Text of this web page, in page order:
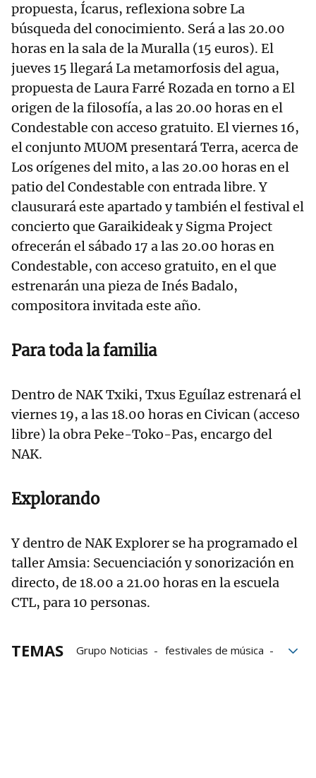
propuesta, Ícarus, reflexiona sobre La
búsqueda del conocimiento. Será a las 20.00
horas en la sala de la Muralla (15 euros). El
jueves 15 llegará La metamorfosis del agua,
propuesta de Laura Farré Rozada en torno a El
origen de la filosofía, a las 20.00 horas en el
Condestable con acceso gratuito. El viernes 16,
el conjunto MUOM presentará Terra, acerca de
Los orígenes del mito, a las 20.00 horas en el
patio del Condestable con entrada libre. Y
clausurará este apartado y también el festival el
concierto que Garaikideak y Sigma Project
ofrecerán el sábado 17 a las 20.00 horas en
Condestable, con acceso gratuito, en el que
estrenarán una pieza de Inés Badalo,
compositora invitada este año.
Para toda la familia
Dentro de NAK Txiki, Txus Eguílaz estrenará el
viernes 19, a las 18.00 horas en Civican (acceso
libre) la obra Peke-Toko-Pas, encargo del
NAK.
Explorando
Y dentro de NAK Explorer se ha programado el
taller Amsia: Secuenciación y sonorización en
directo, de 18.00 a 21.00 horas en la escuela
CTL, para 10 personas.
TEMAS Grupo Noticias
festivales de música